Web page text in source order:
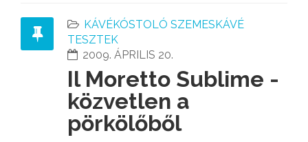
KÁVÉKÓSTOLÓ SZEMESKÁVÉ
TESZTEK
2009. ÁPRILIS 20.
Il Moretto Sublime -
közvetlen a
pörkölőből